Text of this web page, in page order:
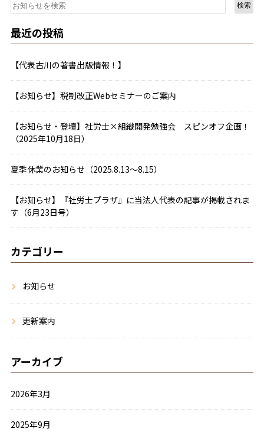
検索
最近の投稿
【代表古川の著書出版情報！】
【お知らせ】税制改正Webセミナーのご案内
【お知らせ・登壇】社労士×組織開発勉強会 スピンオフ企画！
（2025年10月18日）
夏季休業のお知らせ（2025.8.13～8.15）
【お知らせ】『社労士プラザ』に当法人代表の記事が掲載されま
す（6月23日号）
カテゴリー
お知らせ
更新案内
アーカイブ
2026年3月
2025年9月